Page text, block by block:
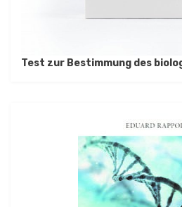
Test zur Bestimmung des